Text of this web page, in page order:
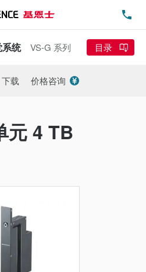
系统 VS-G 系列 目录
下载 价格咨询
元 4 TB